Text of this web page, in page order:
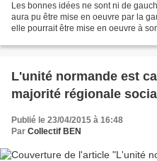
Les bonnes idées ne sont ni de
aura pu être mise en oeuvre par la
elle pourrait être mise en oeuvre à
L'unité normande est
majorité régionale
Publié le 23/04/2015 à 16:48
Par Collectif BEN